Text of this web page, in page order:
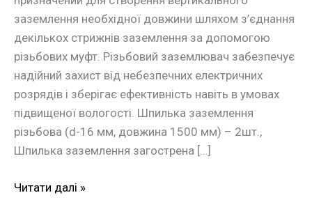
заземлення необхідної довжини шляхом з’єднання
декількох стрижнів заземлення за допомогою
різьбових муфт. Різьбовий заземлювач забезпечує
надійний захист від небезпечних електричних
розрядів і зберігає ефективність навіть в умовах
підвищеної вологості. Шпилька заземлення
різьбова (d-16 мм, довжина 1500 мм) – 2шт.,
Шпилька заземлення загострена […]
Читати далі »